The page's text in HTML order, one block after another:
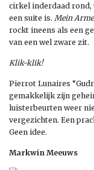
cirkel inderdaad rond,
een suite is. Mein
rockt ineens als een
van een wel zware zit.
Klik-klik!
Pierrot Lunaires
gemakkelijk zijn
luisterbeurten weer
vergezichten. Een
Geen idee.
Markwin Meeuws